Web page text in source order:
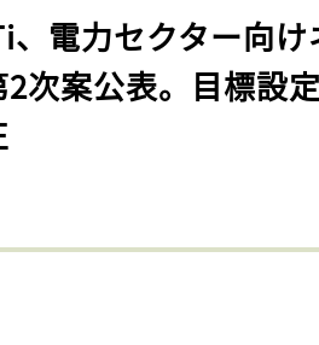
、電力セクター向
2次案公表。目標設